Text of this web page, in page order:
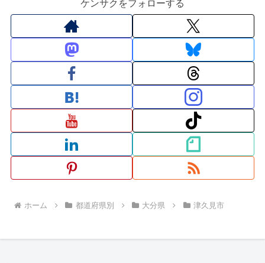
ケンサクをフォローする
ホーム 都道府県別 大分県 津久見市